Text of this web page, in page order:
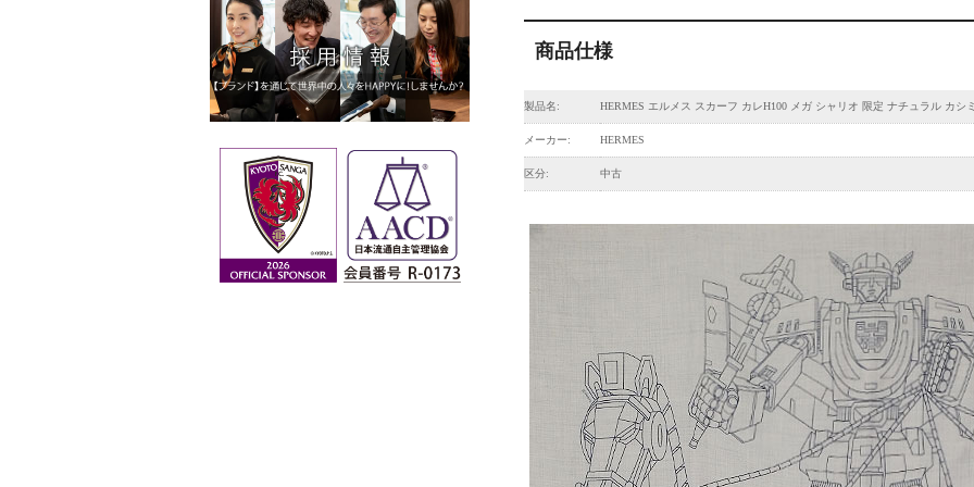
商品仕様
製品名: HERMES エルメス スカーフ カレH100 メガ シャリオ 限定 ナチュラル カシ
メーカー: HERMES
区分: 中古